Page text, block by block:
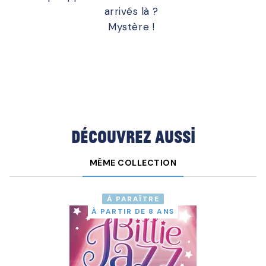
arrivés là ?
Mystère !
Découvrez aussi
MÊME COLLECTION
À PARAÎTRE
À PARTIR DE 8 ANS